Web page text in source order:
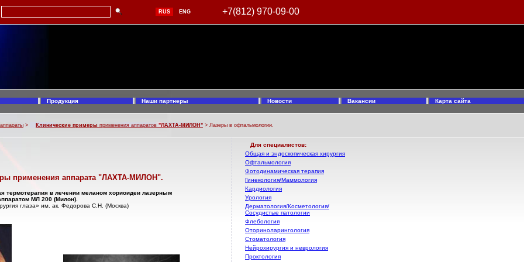
RUS ENG +7(812) 970-09-00
Продукция Наши партнеры Новости Вакансии Карта сайта
> Клинические примеры применения аппаратов "ЛАХТА-МИЛОН" > Лазеры в офтальмологии.
применения аппарата "ЛАХТА-МИЛОН".
термотерапия в лечении меланом хориоидеи лазерным
МЛ 200 (Милон).
глаза» им. ак. Федорова С.Н. (Москва)
Для специалистов:
Общая и эндоскопическая хирургия
Офтальмология
Фотодинамическая терапия
Гинекология/Маммология
Кардиология
Урология
Дерматология/Косметология/
Сосудистые патологии
Флебология
Оториноларингология
Стоматология
Нейрохирургия и неврология
Проктология